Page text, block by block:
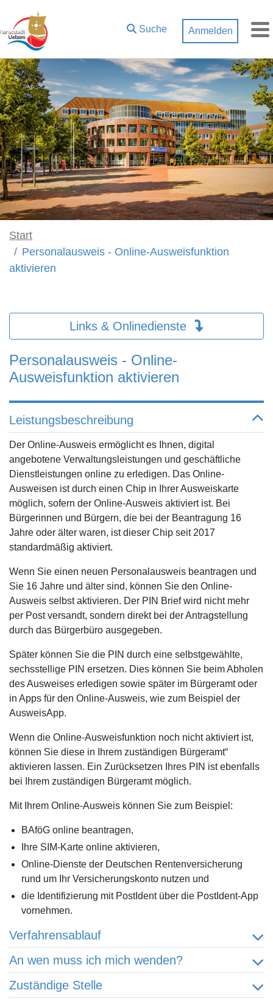
Zum Hauptinhalt springen
Suche Anmelden
Start
Personalausweis - Online-Ausweisfunktion
aktivieren
Links & Onlinedienste
Personalausweis - Online-
Ausweisfunktion aktivieren
Leistungsbeschreibung
Der Online-Ausweis ermöglicht es Ihnen, digital
angebotene Verwaltungsleistungen und geschäftliche
Dienstleistungen online zu erledigen. Das Online-
Ausweisen ist durch einen Chip in Ihrer Ausweiskarte
möglich, sofern der Online-Ausweis aktiviert ist. Bei
Bürgerinnen und Bürgern, die bei der Beantragung 16
Jahre oder älter waren, ist dieser Chip seit 2017
standardmäßig aktiviert.
Wenn Sie einen neuen Personalausweis beantragen und
Sie 16 Jahre und älter sind, können Sie den Online-
Ausweis selbst aktivieren. Der PIN Brief wird nicht mehr
per Post versandt, sondern direkt bei der Antragstellung
durch das Bürgerbüro ausgegeben.
Später können Sie die PIN durch eine selbstgewählte,
sechsstellige PIN ersetzen. Dies können Sie beim Abholen
des Ausweises erledigen sowie später im Bürgeramt oder
in Apps für den Online-Ausweis, wie zum Beispiel der
AusweisApp.
Wenn die Online-Ausweisfunktion noch nicht aktiviert ist,
können Sie diese in Ihrem zuständigen Bürgeramt“
aktivieren lassen. Ein Zurücksetzen Ihres PIN ist ebenfalls
bei Ihrem zuständigen Bürgeramt möglich.
Mit Ihrem Online-Ausweis können Sie zum Beispiel:
BAföG online beantragen,
Ihre SIM-Karte online aktivieren,
Online-Dienste der Deutschen Rentenversicherung
rund um Ihr Versicherungskonto nutzen und
die Identifizierung mit PostIdent über die PostIdent-App
vornehmen.
Verfahrensablauf
An wen muss ich mich wenden?
Zuständige Stelle